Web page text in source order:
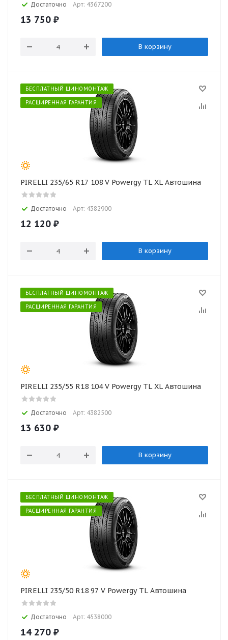
Достаточно Арт: 4367200
13 750 ₽
В корзину
БЕСПЛАТНЫЙ ШИНОМОНТАЖ
РАСШИРЕННАЯ ГАРАНТИЯ
PIRELLI 235/65 R17 108 V Powergy TL XL Автошина
Достаточно Арт: 4382900
12 120 ₽
В корзину
БЕСПЛАТНЫЙ ШИНОМОНТАЖ
РАСШИРЕННАЯ ГАРАНТИЯ
PIRELLI 235/55 R18 104 V Powergy TL XL Автошина
Достаточно Арт: 4382500
13 630 ₽
В корзину
БЕСПЛАТНЫЙ ШИНОМОНТАЖ
РАСШИРЕННАЯ ГАРАНТИЯ
PIRELLI 235/50 R18 97 V Powergy TL Автошина
Достаточно Арт: 4538000
14 270 ₽